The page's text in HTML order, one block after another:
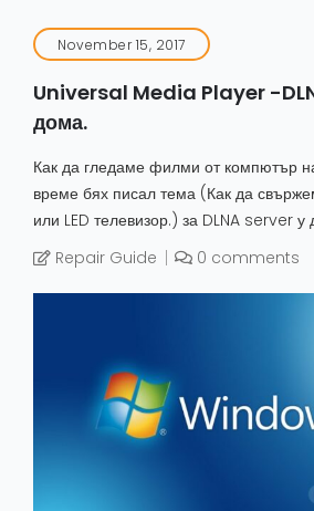
November 15, 2017
Universal Media Player -
дома.
Как да гледаме филми от компютър
време бях писал тема (Как да
или LED телевизор.) за DLNA server у
Repair Guide
0 comments